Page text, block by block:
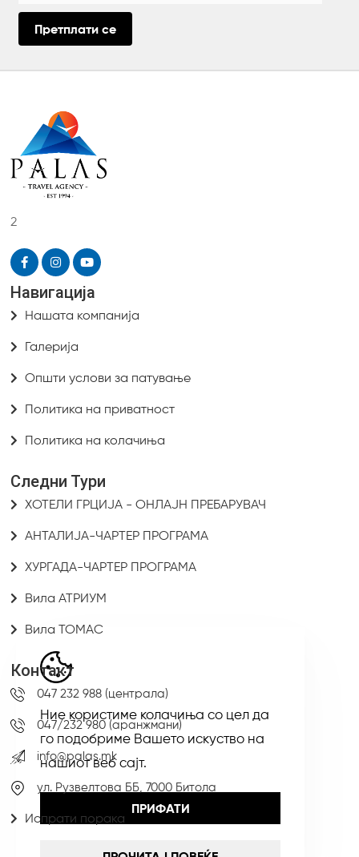
Ние користиме колачиња со цел да
го подобриме Вашето искуство на
нашиот веб сајт.
ПРИФАТИ
Претплати се
2
Навигација
Нашата компанија
Галерија
Општи услови за патување
Политика на приватност
Политика на колачиња
Следни Тури
ХОТЕЛИ ГРЦИЈА - ОНЛАЈН ПРЕБАРУВАЧ
АНТАЛИЈА-ЧАРТЕР ПРОГРАМА
ХУРГАДА-ЧАРТЕР ПРОГРАМА
Вила АТРИУМ
Вила ТОМАС
Контакт
047 232 988 (централа)
047/232 980 (аранжмани)
info@palas.mk
ул. Рузвелтова ББ, 7000 Битола
Испрати порака